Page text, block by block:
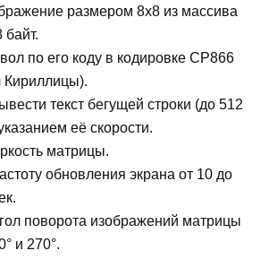
размером 8x8 из массива
по его коду в кодировке CP866
Кириллицы).
текст бегущей строки (до 512
её скорости.
матрицы.
обновления экрана от 10 до
поворота изображений матрицы
и 270°.